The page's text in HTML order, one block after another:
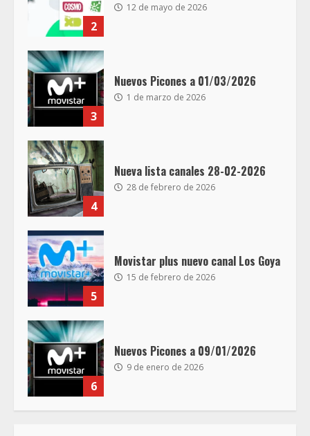
2
12 de mayo de 2026
3
Nuevos Picones a 01/03/2026
1 de marzo de 2026
4
Nueva lista canales 28-02-2026
28 de febrero de 2026
5
Movistar plus nuevo canal Los Goya
15 de febrero de 2026
6
Nuevos Picones a 09/01/2026
9 de enero de 2026